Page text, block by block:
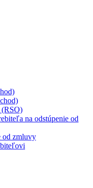
(RSO)
na odstúpenie od
od zmluvy